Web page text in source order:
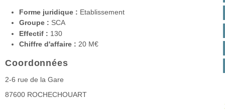
Forme juridique : Etablissement
Groupe : SCA
Effectif : 130
Chiffre d'affaire : 20 M€
Coordonnées
2-6 rue de la Gare
87600 ROCHECHOUART